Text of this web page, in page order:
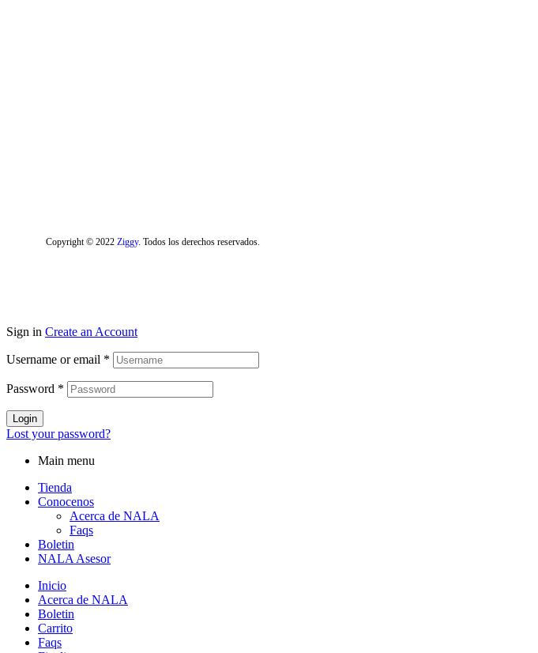
Copyright © 2022 Ziggy. Todos los derechos reservados.
Sign in Create an Account
Username or email *
Password *
Login
Lost your password?
Main menu
Tienda
Conocenos
Acerca de NALA
Faqs
Boletin
NALA Asesor
Inicio
Acerca de NALA
Boletin
Carrito
Faqs